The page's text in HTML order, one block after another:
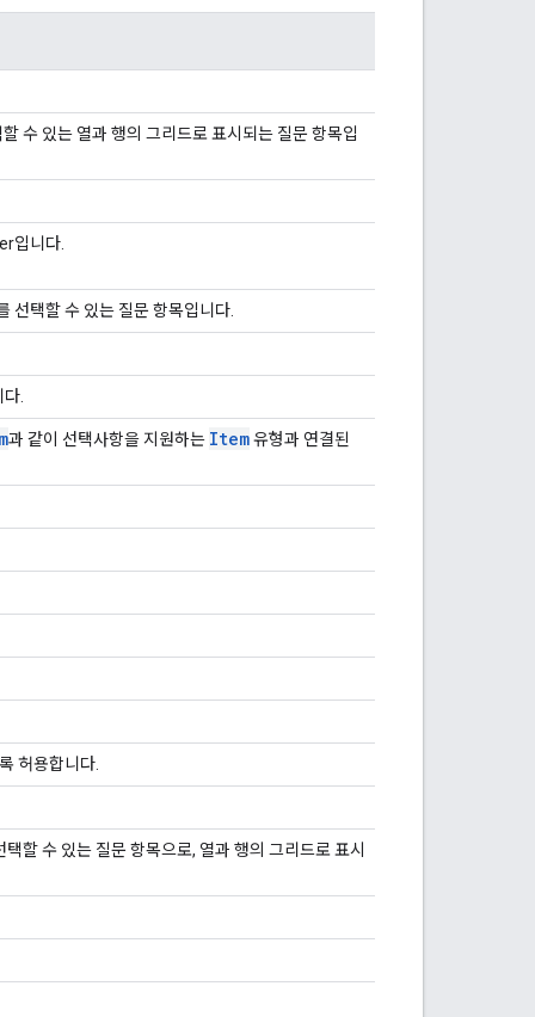
수 있는 열과 행의 그리드로 표시되는 질문 항목입
입니다.
선택할 수 있는 질문 항목입니다.
.
과 같이 선택사항을 지원하는 Item유형과 연결된
허용합니다.
할 수 있는 질문 항목으로, 열과 행의 그리드로 표시